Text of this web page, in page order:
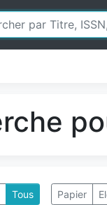
Tous Papier